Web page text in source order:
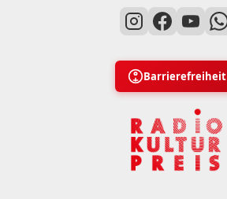
Barrierefreiheit